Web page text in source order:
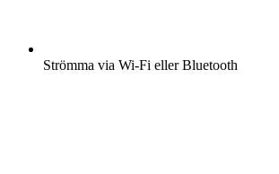
Strömma via Wi-Fi eller Bluetooth